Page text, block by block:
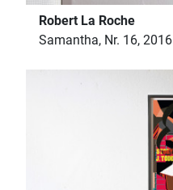
Robert La Roche
Samantha, Nr. 16, 2016